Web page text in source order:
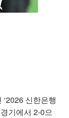
신한은행
기에서 2-0으